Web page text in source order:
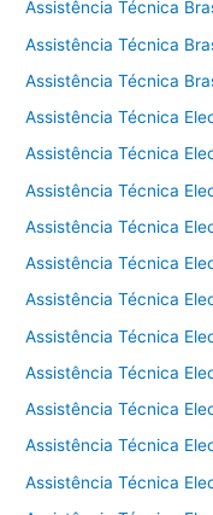
Assistência Técnica
Assistência Técnica
Assistência Técnica
Assistência Técnica
Assistência Técnica
Assistência Técnica
Assistência Técnica
Assistência Técnica
Assistência Técnica
Assistência Técnica
Assistência Técnica
Assistência Técnica
Assistência Técnica
Assistência Técnica